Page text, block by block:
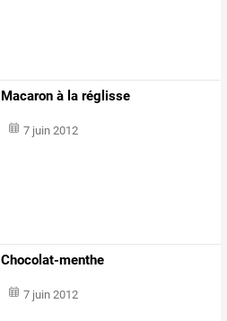
Macaron à la réglisse
7 juin 2012
Chocolat-menthe
7 juin 2012